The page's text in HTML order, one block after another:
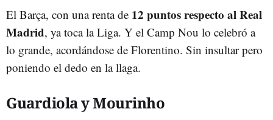
El Barça, con una renta de 12 puntos respecto al Real
Madrid, ya toca la Liga. Y el Camp Nou lo celebró a
lo grande, acordándose de Florentino. Sin insultar pero
poniendo el dedo en la llaga.
Guardiola y Mourinho